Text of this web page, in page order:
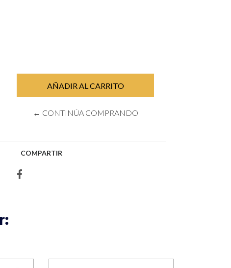
← CONTINÚA COMPRANDO
COMPARTIR